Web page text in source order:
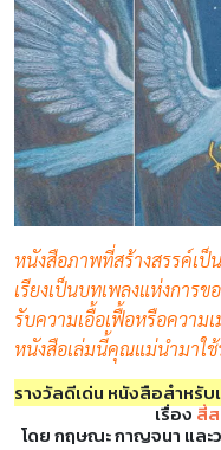
หนังสือภาพที่สร้างสรรค์เ
เรียงเป็นบทเพลงแห่งการ
รับความเอื้อเฟื้อหรือความ
หนังสือเล่มนี้คุณแม่นำมาใ
รางวัลดีเด่น หนังสือสำหรับ
เรื่องสี่
โดย กฤษณะ กาญจนา แล